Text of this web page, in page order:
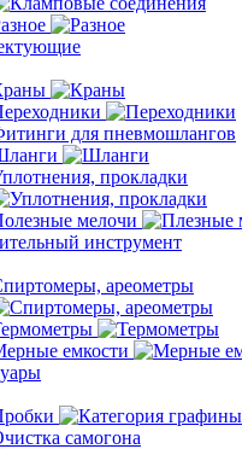
для пневмошлангов
прокладки
мелочи
инструмент
ареометры
емкости
самогона